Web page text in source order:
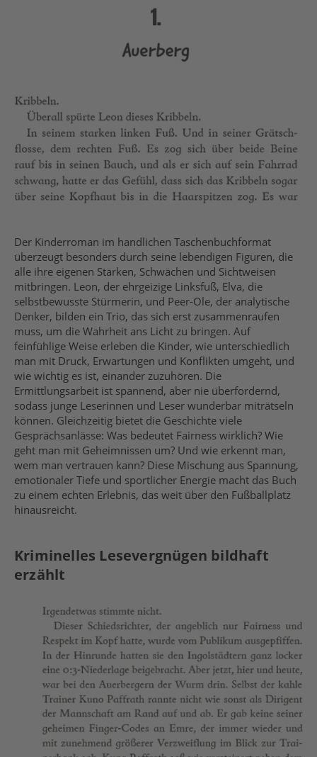
Der Kinderroman im handlichen Taschenbuchformat
überzeugt besonders durch seine lebendigen Figuren, die
alle ihre eigenen Stärken, Schwächen und Sichtweisen
mitbringen. Leon, der ehrgeizige Linksfuß, Elva, die
selbstbewusste Stürmerin, und Peer-Ole, der analytische
Denker, bilden ein Trio, das sich erst zusammenraufen
muss, um die Wahrheit ans Licht zu bringen. Auf
feinfühlige Weise erleben die Kinder, wie unterschiedlich
man mit Druck, Erwartungen und Konflikten umgeht, und
wie wichtig es ist, einander zuzuhören. Die
Ermittlungsarbeit ist spannend, aber nie überfordernd,
sodass junge Leserinnen und Leser wunderbar miträtseln
können. Gleichzeitig bietet die Geschichte viele
Gesprächsanlässe: Was bedeutet Fairness wirklich? Wie
geht man mit Geheimnissen um? Und wie erkennt man,
wem man vertrauen kann? Diese Mischung aus Spannung,
emotionaler Tiefe und sportlicher Energie macht das Buch
zu einem echten Erlebnis, das weit über den Fußballplatz
hinausreicht.
Kriminelles Lesevergnügen bildhaft
erzählt